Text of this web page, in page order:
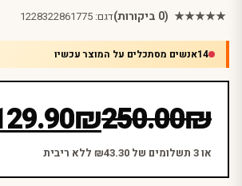
★★★★★ (0 ביקורות) דגם: 1228322861775
14אנשים מסתכלים על המוצר עכשיו
₪
250.00המחיר
המקורי
היה:
₪
המחיר
הנוכחי
הוא:או 3 תשלומים של ₪43.30 ללא ריבית